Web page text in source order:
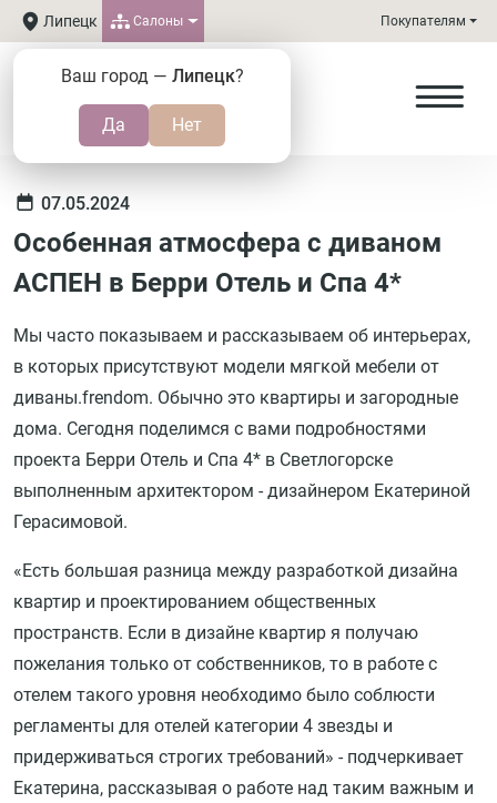
Липецк
Ваш город — Липецк?
Салоны Покупателям
07.05.2024
Особенная атмосфера с диваном
АСПЕН в Берри Отель и Спа 4*
Мы часто показываем и рассказываем об интерьерах,
в которых присутствуют модели мягкой мебели от
диваны.frendom. Обычно это квартиры и загородные
дома. Сегодня поделимся с вами подробностями
проекта Берри Отель и Спа 4* в Светлогорске
выполненным архитектором - дизайнером Екатериной
Герасимовой.
«Есть большая разница между разработкой дизайна
квартир и проектированием общественных
пространств. Если в дизайне квартир я получаю
пожелания только от собственников, то в работе с
отелем такого уровня необходимо было соблюсти
регламенты для отелей категории 4 звезды и
придерживаться строгих требований» - подчеркивает
Екатерина, рассказывая о работе над таким важным и